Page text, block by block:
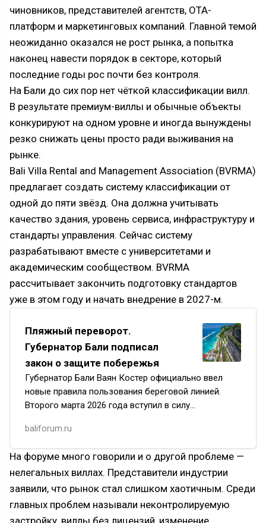
чиновников, представителей агентств, OTA-
платформ и маркетинговых компаний. Главной темой
неожиданно оказался не рост рынка, а попытка
наконец навести порядок в секторе, который
последние годы рос почти без контроля.
На Бали до сих пор нет чёткой классификации вилл.
В результате премиум-виллы и обычные объекты
конкурируют на одном уровне и иногда вынуждены
резко снижать цены просто ради выживания на
рынке.
Bali Villa Rental and Management Association (BVRMA)
предлагает создать систему классификации от
одной до пяти звёзд. Она должна учитывать
качество здания, уровень сервиса, инфраструктуру и
стандарты управления. Сейчас систему
разрабатывают вместе с университетами и
академическим сообществом. BVRMA
рассчитывает закончить подготовку стандартов
уже в этом году и начать внедрение в 2027-м.
Пляжный переворот.
Губернатор Бали подписал
закон о защите побережья
Губернатор Бали Ваян Костер официально ввел
новые правила пользования береговой линией.
Второго марта 2026 года вступил в силу
отелям и виллам ограничивать дос…
baliforum.ru
На форуме много говорили и о другой проблеме —
нелегальных виллах. Представители индустрии
заявили, что рынок стал слишком хаотичным. Среди
главных проблем называли неконтролируемую
застройку, виллы без лицензий, изменение